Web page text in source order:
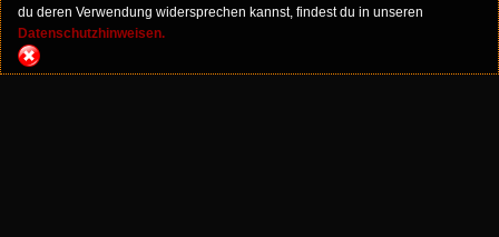
du deren Verwendung widersprechen kannst, findest du in unseren
Datenschutzhinweisen.